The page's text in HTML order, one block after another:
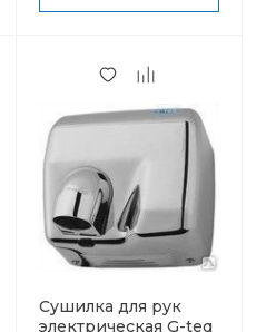
Cушилка для рук
электрическая G-teq